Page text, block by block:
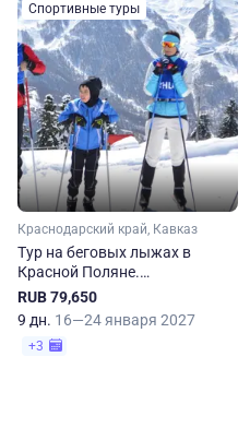
Спортивные туры
Краснодарский край, Кавказ
Тур на беговых лыжах в
Красной Поляне.
Расширенная программа
RUB 79,650
9 дн. 16—24 января 2027
+3